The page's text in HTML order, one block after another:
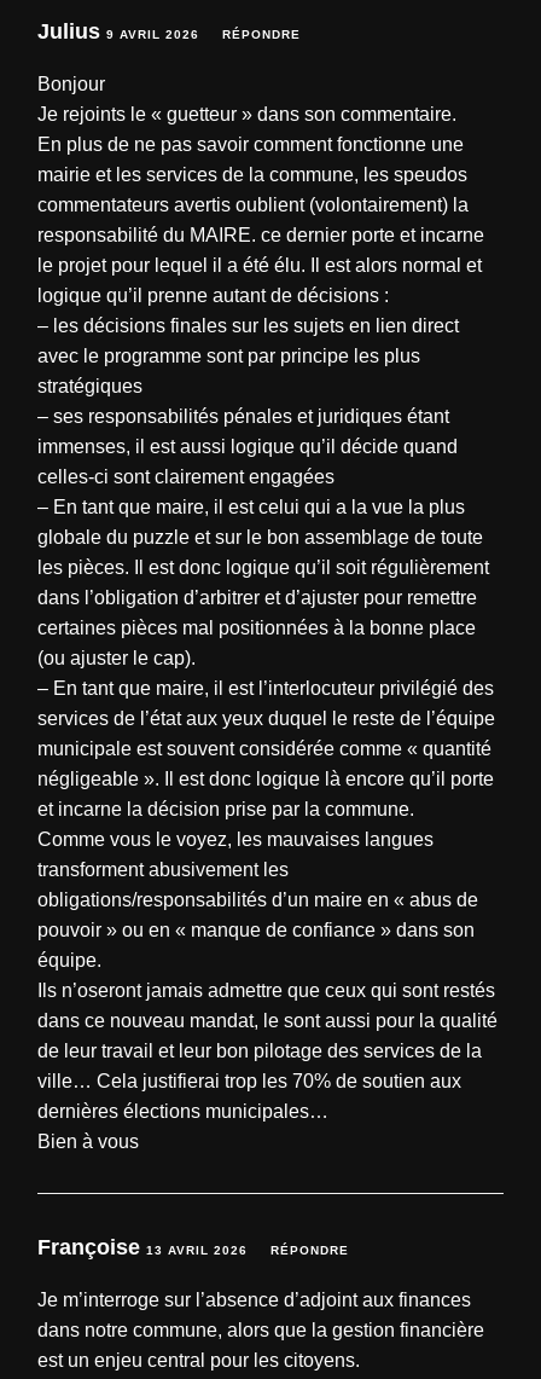
Julius9 AVRIL 2026 RÉPONDRE
Bonjour
Je rejoints le « guetteur » dans son commentaire.
En plus de ne pas savoir comment fonctionne une
mairie et les services de la commune, les speudos
commentateurs avertis oublient (volontairement) la
responsabilité du MAIRE. ce dernier porte et incarne
le projet pour lequel il a été élu. Il est alors normal et
logique qu’il prenne autant de décisions :
– les décisions finales sur les sujets en lien direct
avec le programme sont par principe les plus
stratégiques
– ses responsabilités pénales et juridiques étant
immenses, il est aussi logique qu’il décide quand
celles-ci sont clairement engagées
– En tant que maire, il est celui qui a la vue la plus
globale du puzzle et sur le bon assemblage de toute
les pièces. Il est donc logique qu’il soit régulièrement
dans l’obligation d’arbitrer et d’ajuster pour remettre
certaines pièces mal positionnées à la bonne place
(ou ajuster le cap).
– En tant que maire, il est l’interlocuteur privilégié des
services de l’état aux yeux duquel le reste de l’équipe
municipale est souvent considérée comme « quantité
négligeable ». Il est donc logique là encore qu’il porte
et incarne la décision prise par la commune.
Comme vous le voyez, les mauvaises langues
transforment abusivement les
obligations/responsabilités d’un maire en « abus de
pouvoir » ou en « manque de confiance » dans son
équipe.
Ils n’oseront jamais admettre que ceux qui sont restés
dans ce nouveau mandat, le sont aussi pour la qualité
de leur travail et leur bon pilotage des services de la
ville… Cela justifierai trop les 70% de soutien aux
dernières élections municipales…
Bien à vous
Françoise13 AVRIL 2026 RÉPONDRE
Je m’interroge sur l’absence d’adjoint aux finances
dans notre commune, alors que la gestion financière
est un enjeu central pour les citoyens.